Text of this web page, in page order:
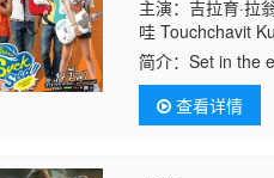
主演：吉拉育·拉
哇 Touchchavit
Palakul
Saisangcharn
简介：Set in the
considered gan
查看详情